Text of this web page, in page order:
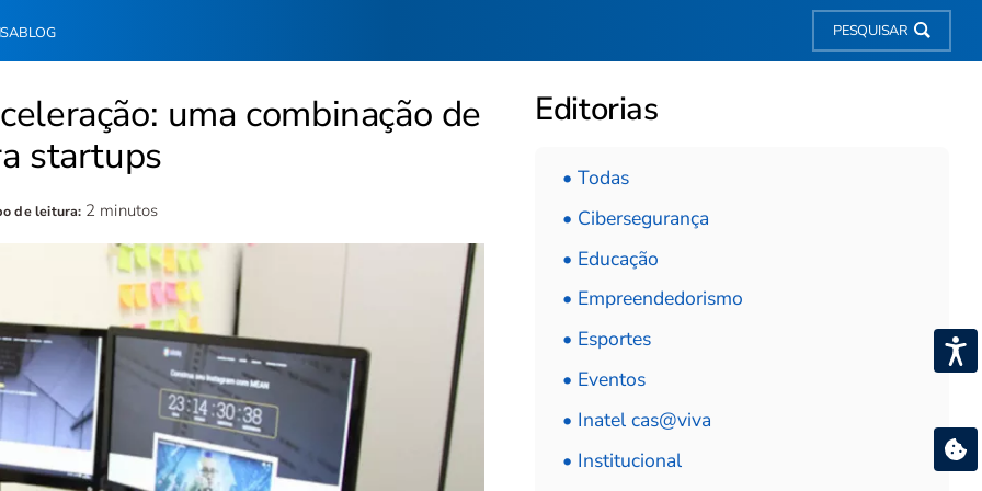
uma combinação de
startups
de leitura: 2 minutos
Editorias
• Todas
• Cibersegurança
• Educação
• Empreendedorismo
• Esportes
• Eventos
• Inatel cas@viva
• Institucional
BLOG PESQUISAR